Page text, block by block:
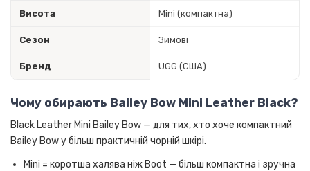
Висота Mini (компактна)
Сезон Зимові
Бренд UGG (США)
Чому обирають Bailey Bow Mini Leather Black?
Black Leather Mini Bailey Bow — для тих, хто хоче компактний
Bailey Bow у більш практичній чорній шкірі.
Mini = коротша халява ніж Boot — більш компактна і зручна